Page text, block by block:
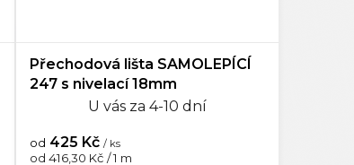
Přechodová lišta SAMOLEPÍCÍ
247 s nivelací 18mm
U vás za 4-10 dní
od 425 Kč / ks
Měrná
od 416,30 Kč / 1 m